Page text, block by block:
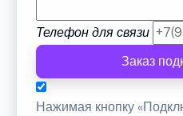
Телефон для связи
Заказ
Нажимая кнопку